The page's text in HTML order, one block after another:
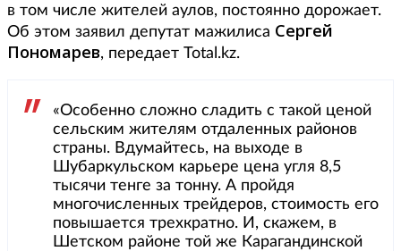
в том числе жителей аулов, постоянно дорожает.
Об этом заявил депутат мажилиса Сергей
Пономарев, передает Total.kz.
«Особенно сложно сладить с такой ценой
сельским жителям отдаленных районов
страны. Вдумайтесь, на выходе в
Шубаркульском карьере цена угля 8,5
тысячи тенге за тонну. А пройдя
многочисленных трейдеров, стоимость его
повышается трехкратно. И, скажем, в
Шетском районе той же Карагандинской